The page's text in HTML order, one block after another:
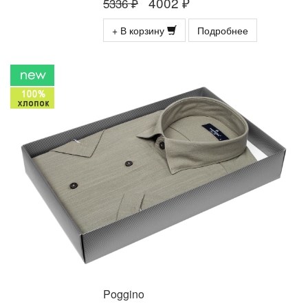
+ В корзину Подробнее
Poggino